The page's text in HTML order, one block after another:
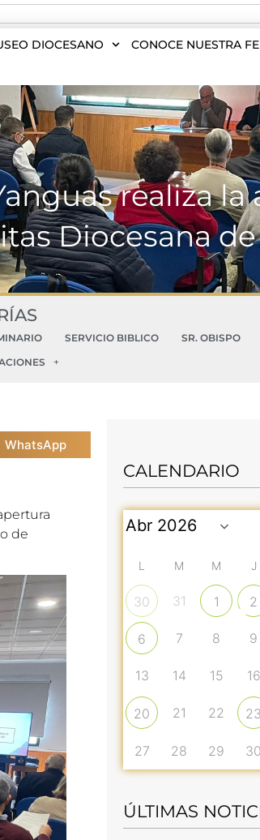
DIOCESANO CONOCE NUESTRA FE
realiza
Diocesana
SERVICIO BIBLICO SR. OBISPO
WhatsApp
de
CALENDARIO
L M M J
30 31 1 2
6 7 8 9
13 14 15 16
20 21 22 23
27 28 29 30
ÚLTIMAS